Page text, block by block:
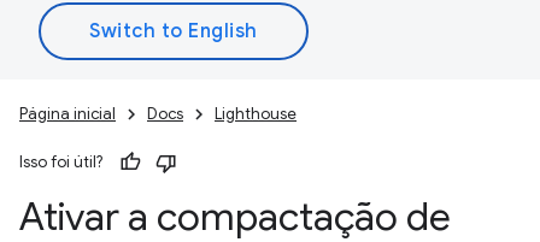
Página inicial Docs Lighthouse
Isso foi útil?
Ativar a compactação de